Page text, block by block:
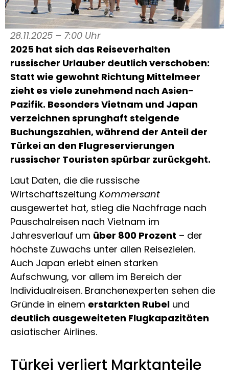
28.11.2025 – 7:00 Uhr
2025 hat sich das Reiseverhalten
russischer Urlauber deutlich verschoben:
Statt wie gewohnt Richtung Mittelmeer
zieht es viele zunehmend nach Asien-
Pazifik. Besonders Vietnam und Japan
verzeichnen sprunghaft steigende
Buchungszahlen, während der Anteil der
Türkei an den Flugreservierungen
russischer Touristen spürbar zurückgeht.
Laut Daten, die die russische
Wirtschaftszeitung Kommersant
ausgewertet hat, stieg die Nachfrage nach
Pauschalreisen nach Vietnam im
Jahresverlauf um über 800 Prozent – der
höchste Zuwachs unter allen Reisezielen.
Auch Japan erlebt einen starken
Aufschwung, vor allem im Bereich der
Individualreisen. Branchenexperten sehen die
Gründe in einem erstarkten Rubel und
deutlich ausgeweiteten Flugkapazitäten
asiatischer Airlines.
Türkei verliert Marktanteile